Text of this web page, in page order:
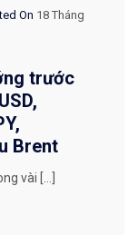
On 18 Tháng
trước
Brent
vài […]